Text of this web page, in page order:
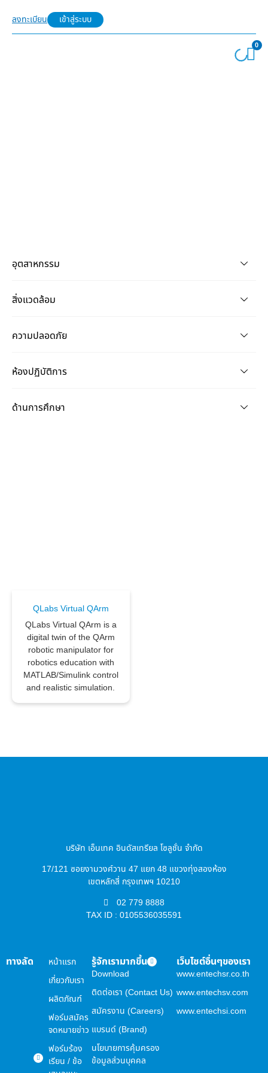
ลงทะเบียน เข้าสู่ระบบ
0
อุตสาหกรรม
สิ่งแวดล้อม
ความปลอดภัย
ห้องปฏิบัติการ
ด้านการศึกษา
QLabs Virtual QArm
QLabs Virtual QArm is a
digital twin of the QArm
robotic manipulator for
robotics education with
MATLAB/Simulink control
and realistic simulation.
บริษัท เอ็นเทค อินดัสเทรียล โซลูชั่น จำกัด
17/121 ซอยงามวงศ์วาน 47 แยก 48 แขวงทุ่งสองห้อง
เขตหลักสี่ กรุงเทพฯ 10210
02 779 8888
TAX ID : 0105536035591
ทางลัด
หน้าแรก
เกี่ยวกับเรา
ผลิตภัณฑ์
ฟอร์มสมัคร
จดหมายข่าว
ฟอร์มร้อง
เรียน / ข้อ
รู้จักเรามากขึ้น
Download
ติดต่อเรา (Contact Us)
สมัครงาน (Careers)
แบรนด์ (Brand)
นโยบายการคุ้มครอง
ข้อมูลส่วนบุคคล
เว็บไซต์อื่นๆของเรา
www.entechsr.co.th
www.entechsv.com
www.entechsi.com